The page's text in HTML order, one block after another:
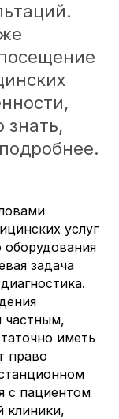
знать,
услуг
задача
частным,
иметь
право
с пациентом
клиники,